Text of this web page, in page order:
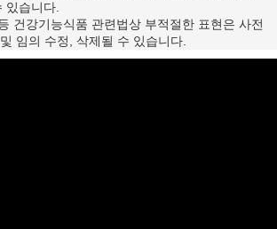
있습니다.
건강기능식품 관련법상 부적절한 표현은 사전
임의 수정, 삭제될 수 있습니다.